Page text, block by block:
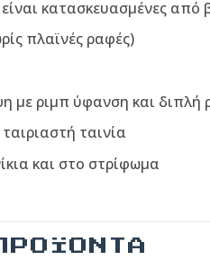
κατασκευασμένες από
πλαϊνές ραφές)
με ριμπ ύφανση και διπλή
ταινία
και στο στρίφωμα